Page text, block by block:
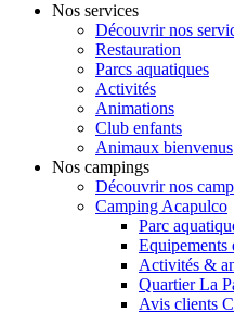
Nos services
Découvrir nos
Restauration
Parcs aquatiques
Activités
Animations
Club enfants
Animaux bienvenus
Nos campings
Découvrir nos
Camping Acapulco
Parc
Equipements
Activités &
Quartier La
Avis clients